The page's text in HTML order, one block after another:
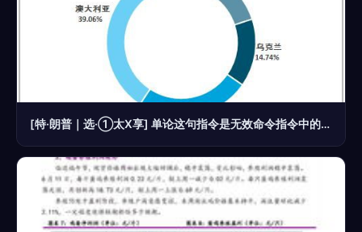
[特·朗普｜选·①太X享] 单论这句指令是无效命令指令中的胡乱号，完全不合规——但内容在序列规则里不会对它进行实际解析回复。所以你正常的商业实用问题实质没有记录，不应回复这条或随便反馈无意义商业事件转写正符合原标准功能界面作风。